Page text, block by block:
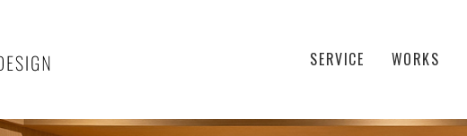
SERVICE WORKS